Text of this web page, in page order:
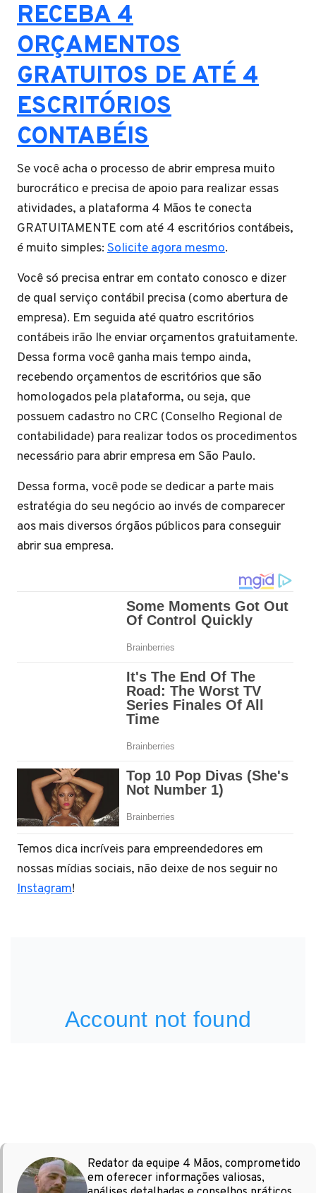
RECEBA 4
ORÇAMENTOS
GRATUITOS DE ATÉ 4
ESCRITÓRIOS
CONTABÉIS
Se você acha o processo de abrir empresa muito
burocrático e precisa de apoio para realizar essas
atividades, a plataforma 4 Mãos te conecta
GRATUITAMENTE com até 4 escritórios contábeis,
é muito simples: Solicite agora mesmo.
Você só precisa entrar em contato conosco e dizer
de qual serviço contábil precisa (como abertura de
empresa). Em seguida até quatro escritórios
contábeis irão lhe enviar orçamentos gratuitamente.
Dessa forma você ganha mais tempo ainda,
recebendo orçamentos de escritórios que são
homologados pela plataforma, ou seja, que
possuem cadastro no CRC (Conselho Regional de
contabilidade) para realizar todos os procedimentos
necessário para abrir empresa em São Paulo.
Dessa forma, você pode se dedicar a parte mais
estratégia do seu negócio ao invés de comparecer
aos mais diversos órgãos públicos para conseguir
abrir sua empresa.
Temos dica incríveis para empreendedores em
nossas mídias sociais, não deixe de nos seguir no
Instagram!
Redator da equipe 4 Mãos, comprometido
em oferecer informações valiosas,